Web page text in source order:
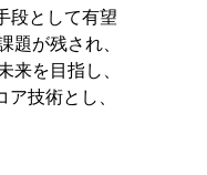
段として有望
題が残され、
来を目指し、
技術とし、